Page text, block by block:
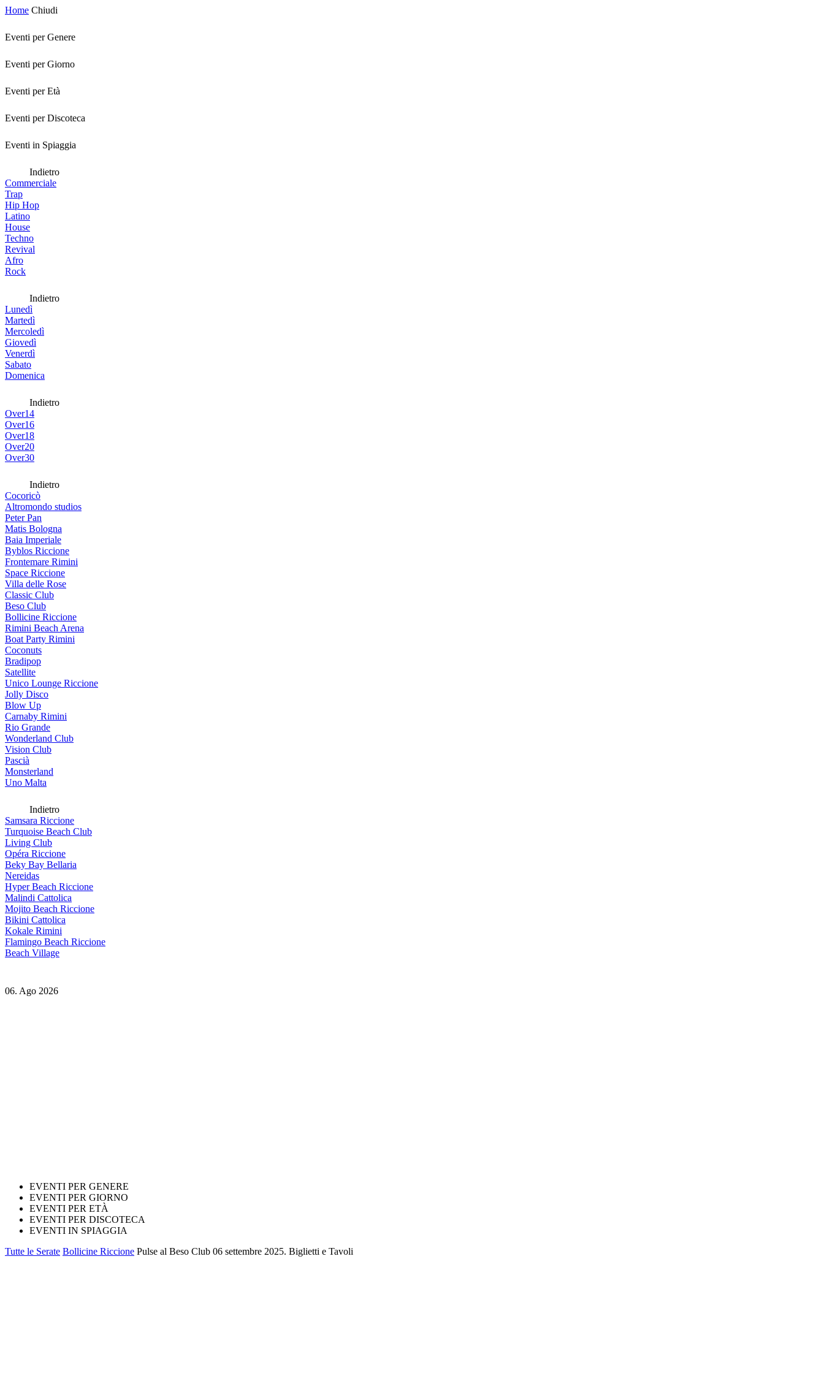
Home Chiudi
Eventi per Genere
Eventi per Giorno
Eventi per Età
Eventi per Discoteca
Eventi in Spiaggia
Indietro
Commerciale
Trap
Hip Hop
Latino
House
Techno
Revival
Afro
Rock
Indietro
Lunedì
Martedì
Mercoledì
Giovedì
Venerdì
Sabato
Domenica
Indietro
Over14
Over16
Over18
Over20
Over30
Indietro
Cocoricò
Altromondo studios
Peter Pan
Matis Bologna
Baia Imperiale
Byblos Riccione
Frontemare Rimini
Space Riccione
Villa delle Rose
Classic Club
Beso Club
Bollicine Riccione
Rimini Beach Arena
Boat Party Rimini
Coconuts
Bradipop
Satellite
Unico Lounge Riccione
Jolly Disco
Blow Up
Carnaby Rimini
Rio Grande
Wonderland Club
Vision Club
Pascià
Monsterland
Uno Malta
Indietro
Samsara Riccione
Turquoise Beach Club
Living Club
Opéra Riccione
Beky Bay Bellaria
Nereidas
Hyper Beach Riccione
Malindi Cattolica
Mojito Beach Riccione
Bikini Cattolica
Kokale Rimini
Flamingo Beach Riccione
Beach Village
06. Ago 2026
EVENTI PER GENERE
EVENTI PER GIORNO
EVENTI PER ETÀ
EVENTI PER DISCOTECA
EVENTI IN SPIAGGIA
Tutte le Serate Bollicine Riccione Pulse al Beso Club 06 settembre 2025. Biglietti e Tavoli